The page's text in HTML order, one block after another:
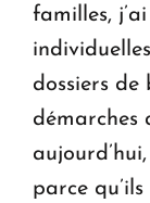
familles,
dossiers de
démarches
parce